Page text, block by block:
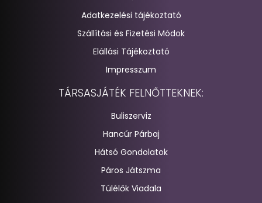
Adatkezelési tájékoztató
Szállítási és Fizetési Módok
Elállási Tájékoztató
Impresszum
TÁRSASJÁTÉK FELNŐTTEKNEK:
Buliszerviz
Hancúr Párbaj
Hátsó Gondolatok
Páros Játszma
Túlélők Viadala